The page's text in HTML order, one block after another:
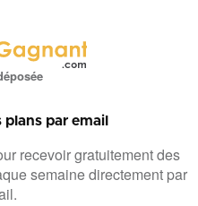
plans par email
recevoir gratuitement des
semaine directement par